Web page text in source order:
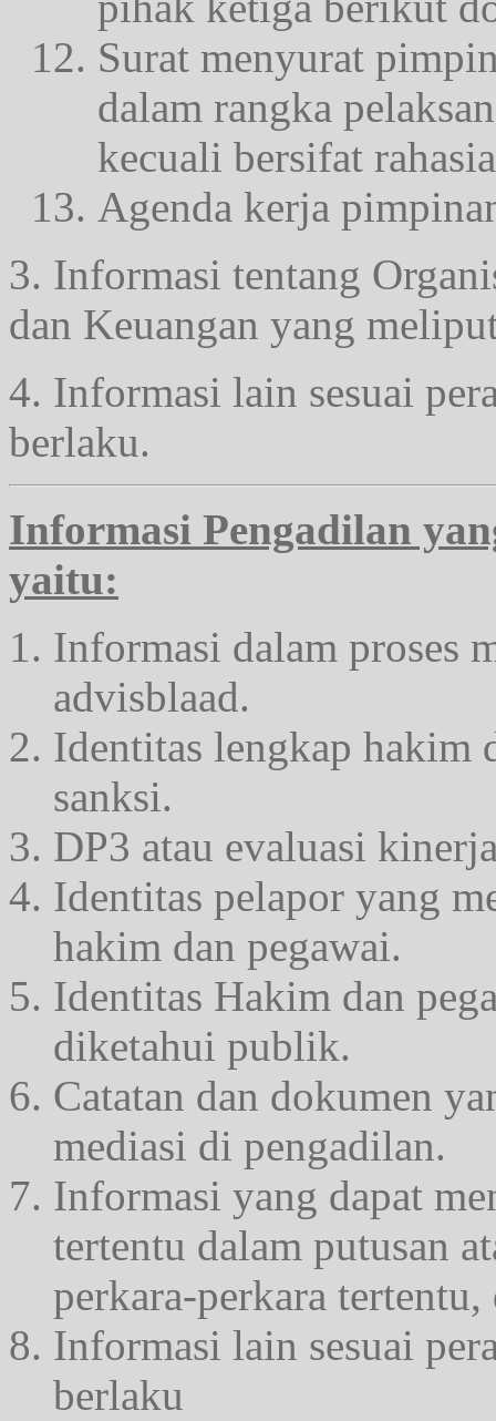
Surat menyurat
dalam rangka
kecuali bersifat
Agenda kerja
3. Informasi tentang
dan Keuangan yang
4. Informasi lain sesuai
berlaku.
Informasi Pengadilan
yaitu:
Informasi dalam proses
advisblaad.
Identitas lengkap hakim
sanksi.
DP3 atau evaluasi
Identitas pelapor yang
hakim dan pegawai.
Identitas Hakim dan
diketahui publik.
Catatan dan dokumen
mediasi di pengadilan.
Informasi yang dapat
tertentu dalam putusan
perkara-perkara tertentu,
Informasi lain sesuai
berlaku